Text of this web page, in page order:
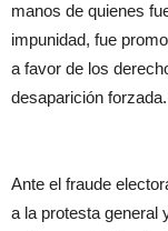
manos de quienes
impunidad, fue
a favor de los
desaparición forzada.
Ante el fraude
a la protesta general